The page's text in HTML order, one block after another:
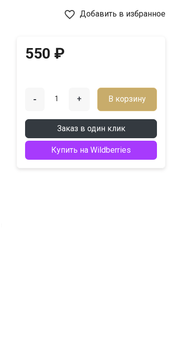
favorite_border Добавить в избранное
550 ₽
- + В корзину
Заказ в один клик
Купить на Wildberries